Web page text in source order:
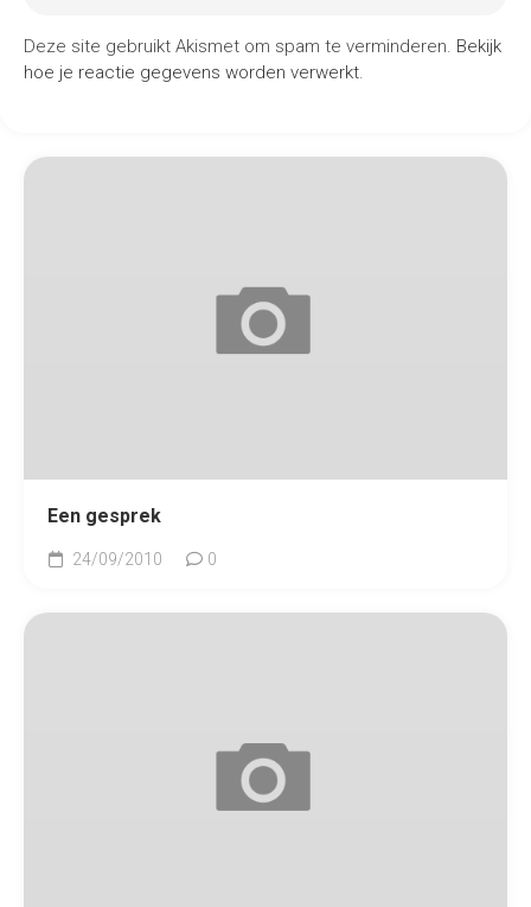
Deze site gebruikt Akismet om spam te verminderen. Bekijk
hoe je reactie gegevens worden verwerkt.
Een gesprek
24/09/2010 0